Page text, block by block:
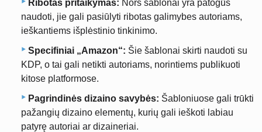
Ribotas pritaikymas: Nors šablonai yra patogūs
naudoti, jie gali pasiūlyti ribotas galimybes autoriams,
ieškantiems išplėstinio tinkinimo.
Specifiniai „Amazon“: Šie šablonai skirti naudoti su
KDP, o tai gali netikti autoriams, norintiems publikuoti
kitose platformose.
Pagrindinės dizaino savybės: Šabloniuose gali trūkti
pažangių dizaino elementų, kurių gali ieškoti labiau
patyrę autoriai ar dizaineriai.